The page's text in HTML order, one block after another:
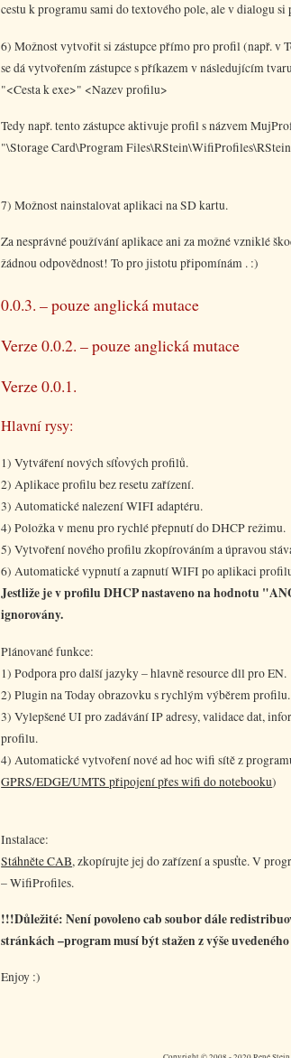
cestu k programu sami do textového pole, ale v dialogu
6) Možnost vytvořit si zástupce přímo pro profil (např. v
se dá vytvořením zástupce s příkazem v následujícím
"<Cesta k exe>" <Nazev profilu>
Tedy např. tento zástupce aktivuje profil s názvem
"\Storage Card\Program
7) Možnost nainstalovat aplikaci na SD kartu.
Za nesprávné používání aplikace ani za možné vzniklé
žádnou odpovědnost! To pro jistotu připomínám . :)
0.0.3. – pouze anglická mutace
Verze 0.0.2. – pouze anglická mutace
Verze 0.0.1.
Hlavní rysy:
1) Vytváření nových síťových profilů.
2) Aplikace profilu bez resetu zařízení.
3) Automatické nalezení WIFI adaptéru.
4) Položka v menu pro rychlé přepnutí do DHCP režimu.
5) Vytvoření nového profilu zkopírováním a úpravou
6) Automatické vypnutí a zapnutí WIFI po aplikaci
Jestliže je v profilu DHCP nastaveno na hodnotu
ignorovány.
Plánované funkce:
1) Podpora pro další jazyky – hlavně resource dll pro EN.
2) Plugin na Today obrazovku s rychlým výběrem profilu.
3) Vylepšené UI pro zadávání IP adresy, validace dat,
profilu.
4) Automatické vytvoření nové ad hoc wifi sítě z
GPRS/EDGE/UMTS připojení přes wifi do notebooku)
Instalace:
Stáhněte CAB, zkopírujte jej do zařízení a spusťte. V
– WifiProfiles.
!!!Důležité: Není povoleno cab soubor dále
stránkách –program musí být stažen z výše
Enjoy :)